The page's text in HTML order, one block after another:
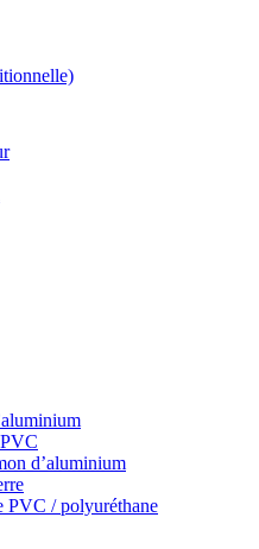
d’aluminium
PVC / polyuréthane